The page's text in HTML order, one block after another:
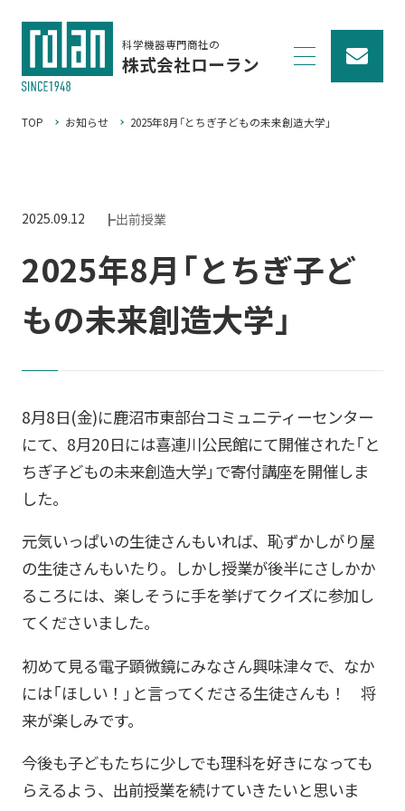
科学機器専門商社の
株式会社ローラン
TOP お知らせ 2025年8月「とちぎ子どもの未来創造大学」
2025.09.12 ┣出前授業
2025年8月「とちぎ子ど
もの未来創造大学」
8月8日(金)に鹿沼市東部台コミュニティーセンター
にて、8月20日には喜連川公民館にて開催された「と
ちぎ子どもの未来創造大学」で寄付講座を開催しま
した。
元気いっぱいの生徒さんもいれば、恥ずかしがり屋
の生徒さんもいたり。しかし授業が後半にさしかか
るころには、楽しそうに手を挙げてクイズに参加し
てくださいました。
初めて見る電子顕微鏡にみなさん興味津々で、なか
には「ほしい！」と言ってくださる生徒さんも！ 将
来が楽しみです。
今後も子どもたちに少しでも理科を好きになっても
らえるよう、出前授業を続けていきたいと思いま